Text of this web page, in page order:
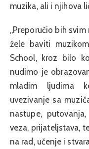
muzika, ali i njihova
„Preporučio bih
žele baviti
School, kroz bilo
nudimo je
mladim ljudima
uvezivanje sa
nastupe,
veza, prijateljstava,
na rad, učenje i